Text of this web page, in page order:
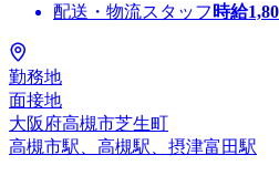
配送・物流スタッフ 時給
勤務地
面接地
大阪府高槻市芝生町
高槻市駅、高槻駅、摂津富田駅